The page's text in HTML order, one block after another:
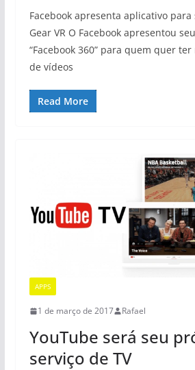
Facebook apresenta aplicativo para
Gear VR O Facebook apresentou
“Facebook 360” para quem quer
de vídeos
Read More
APPS
1 de março de 2017 Rafael
YouTube será seu
serviço de TV